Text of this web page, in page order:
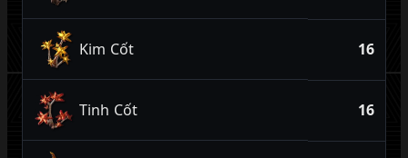
Kim Cốt 16
Tinh Cốt 16